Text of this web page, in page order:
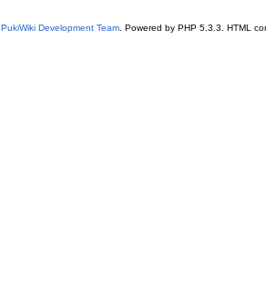
PukiWiki Development Team. Powered by PHP 5.3.3. HTML